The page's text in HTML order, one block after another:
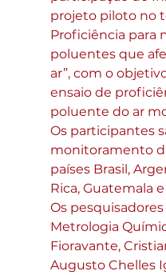
projeto piloto no
Proficiência para
poluentes que
ar”, com o
ensaio de
poluente do ar
Os participantes
monitoramento
países Brasil,
Rica, Guatemala
Os
Metrologia
Fioravante,
Augusto Chelles